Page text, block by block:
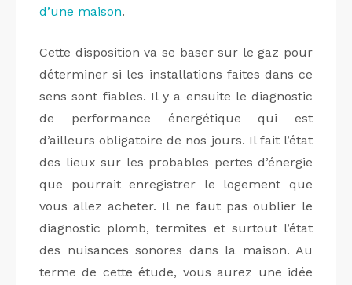
d’une maison.
Cette disposition va se baser sur le gaz pour
déterminer si les installations faites dans ce
sens sont fiables. Il y a ensuite le diagnostic
de performance énergétique qui est
d’ailleurs obligatoire de nos jours. Il fait l’état
des lieux sur les probables pertes d’énergie
que pourrait enregistrer le logement que
vous allez acheter. Il ne faut pas oublier le
diagnostic plomb, termites et surtout l’état
des nuisances sonores dans la maison. Au
terme de cette étude, vous aurez une idée